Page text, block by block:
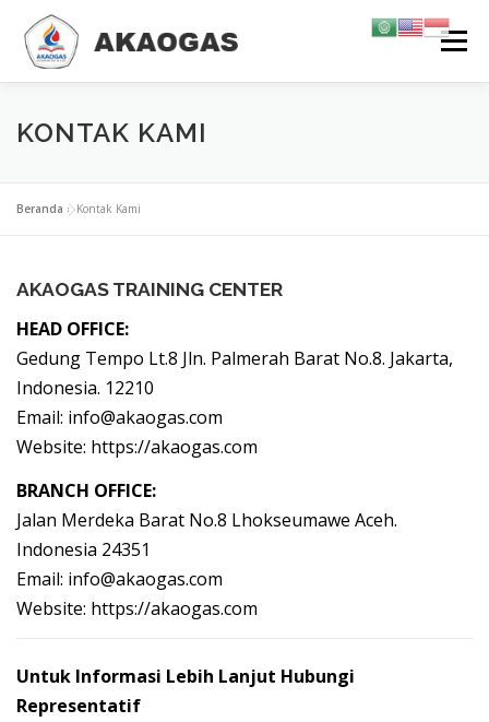
Lompat
konten
Menu
TENTANG KAMI TRAINING & SERTIFIKASI
INFORMASI
KONTAK KAMI
Beranda »Kontak Kami
AKAOGAS TRAINING CENTER
HEAD OFFICE:
Gedung Tempo Lt.8 Jln. Palmerah Barat No.8. Jakarta,
Indonesia. 12210
Email: info@akaogas.com
Website: https://akaogas.com
BRANCH OFFICE:
Jalan Merdeka Barat No.8 Lhokseumawe Aceh.
Indonesia 24351
Email: info@akaogas.com
Website: https://akaogas.com
Untuk Informasi Lebih Lanjut Hubungi
Representatif